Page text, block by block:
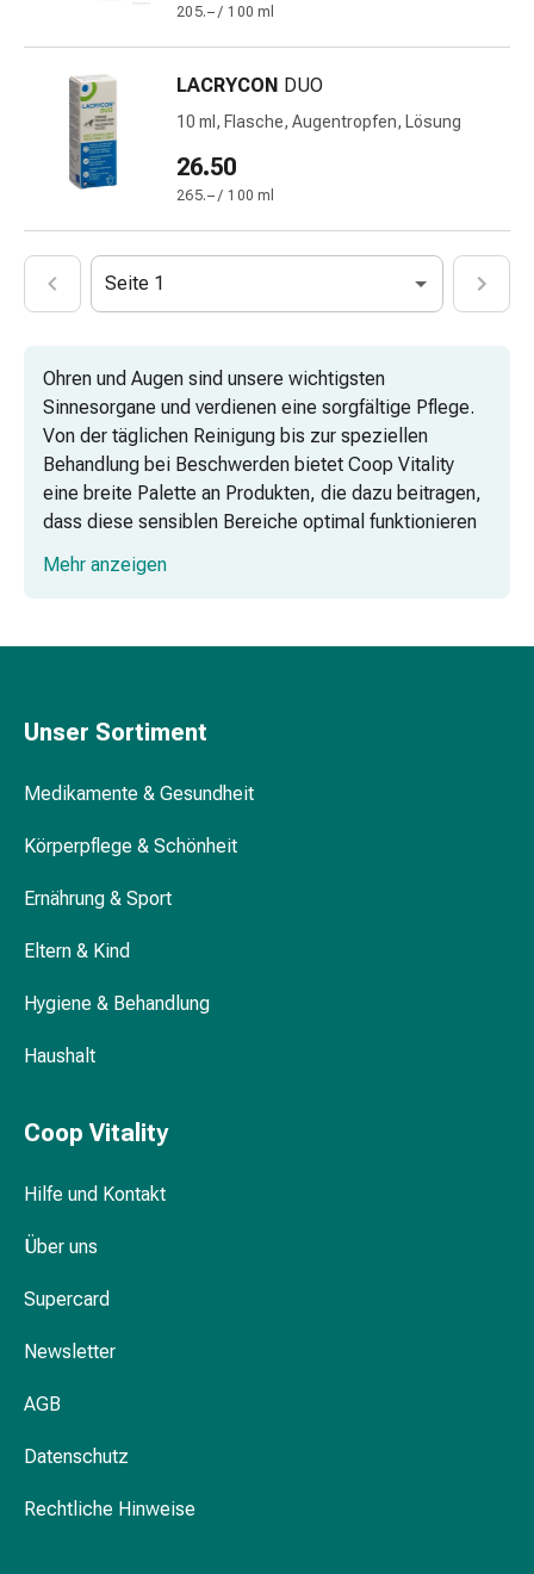
Mineralstoffe
Kombipräparate
Zahn-
&
Mundgesundheit
Kariesprophylaxe
Trockener
Munddesinfektionsmittel
Haar-
Medikamente
Haarausfallpräparate
Kopfhautbeschwerden
Kopfläuse
Körperpflege
&
Augenpflege
Reinigung
Accessoires
&
Nachtcreme
Gesichtsöl
Für
Haare
Haaröl
205.– / 100 ml
LACRYCON DUO
10 ml, Flasche, Augentropfen, Lösung
26.50
265.– / 100 ml
Seite 1
Ohren und Augen sind unsere wichtigsten
Sinnesorgane und verdienen eine sorgfältige Pflege.
Von der täglichen Reinigung bis zur speziellen
Behandlung bei Beschwerden bietet Coop Vitality
eine breite Palette an Produkten, die dazu beitragen,
dass diese sensiblen Bereiche optimal funktionieren
und sich wohl fühlen.
Irritationen
Glaukom: Vorsorge und Behandlung
Mehr anzeigen
Unser Sortiment
Medikamente & Gesundheit
Körperpflege & Schönheit
Ernährung & Sport
Eltern & Kind
Hygiene & Behandlung
Haushalt
Coop Vitality
Hilfe und Kontakt
Über uns
Supercard
Newsletter
AGB
Datenschutz
Rechtliche Hinweise